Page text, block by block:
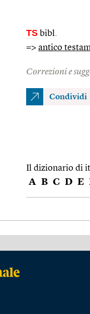
TS bibl.
=> antico
Correzioni e
Condividi
Il dizionario di
A B C D E